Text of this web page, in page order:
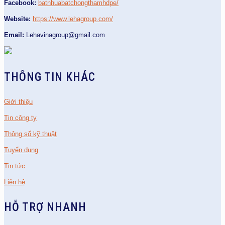
Facebook: batnhuabatchongthamhdpe/
Website: https://www.lehagroup.com/
Email: Lehavinagroup@gmail.com
THÔNG TIN KHÁC
Giới thiệu
Tin công ty
Thông số kỹ thuật
Tuyển dụng
Tin tức
Liên hệ
HỖ TRỢ NHANH